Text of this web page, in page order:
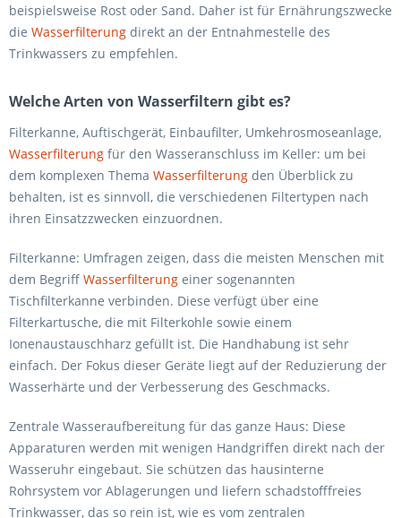
beispielsweise Rost oder Sand. Daher ist für Ernährungszwecke
die Wasserfilterung direkt an der Entnahmestelle des
Trinkwassers zu empfehlen.
Welche Arten von Wasserfiltern gibt es?
Filterkanne, Auftischgerät, Einbaufilter, Umkehrosmoseanlage,
Wasserfilterung für den Wasseranschluss im Keller: um bei
dem komplexen Thema Wasserfilterung den Überblick zu
behalten, ist es sinnvoll, die verschiedenen Filtertypen nach
ihren Einsatzzwecken einzuordnen.
Filterkanne: Umfragen zeigen, dass die meisten Menschen mit
dem Begriff Wasserfilterung einer sogenannten
Tischfilterkanne verbinden. Diese verfügt über eine
Filterkartusche, die mit Filterkohle sowie einem
Ionenaustauschharz gefüllt ist. Die Handhabung ist sehr
einfach. Der Fokus dieser Geräte liegt auf der Reduzierung der
Wasserhärte und der Verbesserung des Geschmacks.
Zentrale Wasseraufbereitung für das ganze Haus: Diese
Apparaturen werden mit wenigen Handgriffen direkt nach der
Wasseruhr eingebaut. Sie schützen das hausinterne
Rohrsystem vor Ablagerungen und liefern schadstofffreies
Trinkwasser, das so rein ist, wie es vom zentralen